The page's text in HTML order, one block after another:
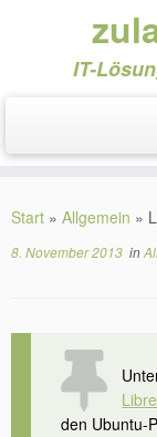
Inhalt
IT-
Start » Allgemein »
8. November 2013 in
den Ubuntu-